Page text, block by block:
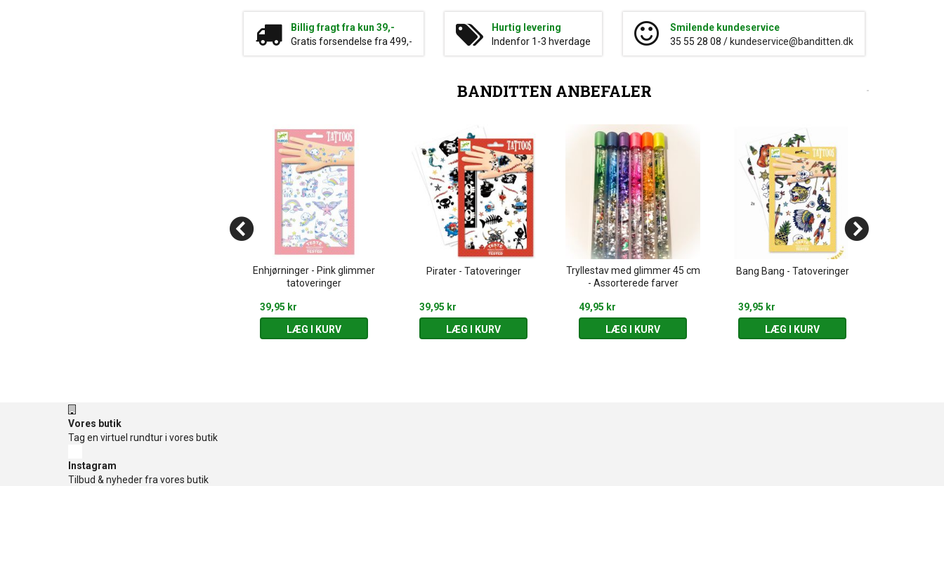
Billig fragt fra kun 39,-
Gratis forsendelse fra 499,-
Hurtig levering
Indenfor 1-3 hverdage
Smilende kundeservice
35 55 28 08 / kundeservice@banditten.dk
BANDITTEN ANBEFALER
Enhjørninger - Pink glimmer
tatoveringer
39,95 kr
LÆG I KURV
Pirater - Tatoveringer
39,95 kr
LÆG I KURV
Tryllestav med glimmer 45 cm
- Assorterede farver
49,95 kr
LÆG I KURV
Bang Bang - Tatoveringer
39,95 kr
LÆG I KURV
Vores butik
Tag en virtuel rundtur i vores butik
Instagram
Tilbud & nyheder fra vores butik